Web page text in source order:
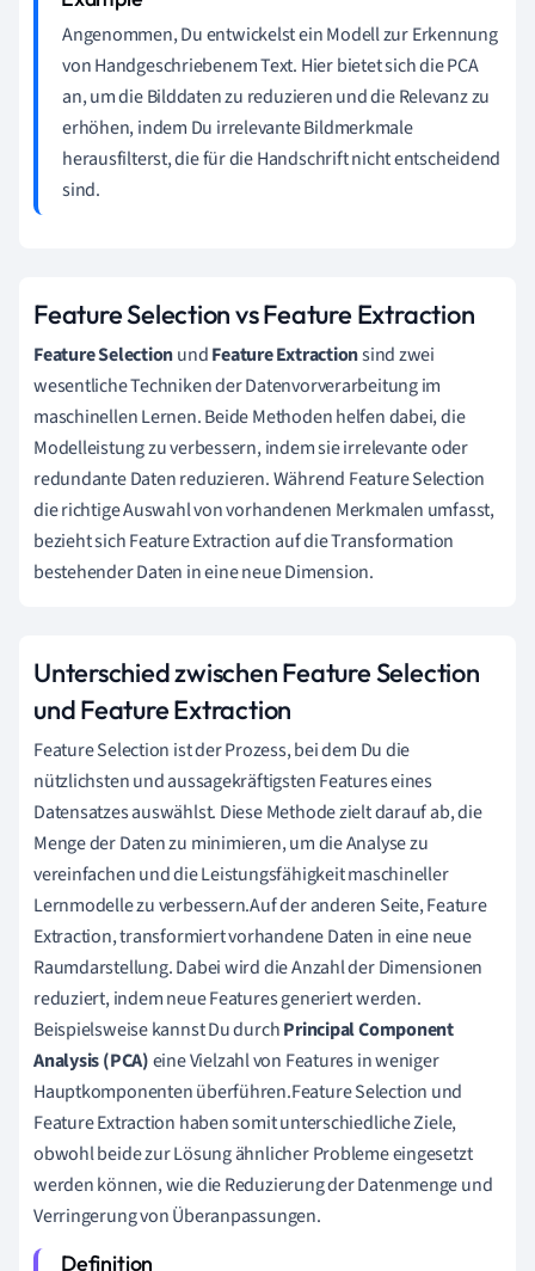
Angenommen, Du entwickelst ein Modell zur Erkennung
von Handgeschriebenem Text. Hier bietet sich die PCA
an, um die Bilddaten zu reduzieren und die Relevanz zu
erhöhen, indem Du irrelevante Bildmerkmale
herausfilterst, die für die Handschrift nicht entscheidend
sind.
Feature Selection vs Feature Extraction
Feature SelectionundFeature Extractionsind zwei
wesentliche Techniken der Datenvorverarbeitung im
maschinellen Lernen. Beide Methoden helfen dabei, die
Modelleistung zu verbessern, indem sie irrelevante oder
redundante Daten reduzieren. Während Feature Selection
die richtige Auswahl von vorhandenen Merkmalen umfasst,
bezieht sich Feature Extraction auf die Transformation
bestehender Daten in eine neue Dimension.
Unterschied zwischen Feature Selection
und Feature Extraction
Feature Selection ist der Prozess, bei dem Du die
nützlichsten und aussagekräftigsten Features eines
Datensatzes auswählst. Diese Methode zielt darauf ab, die
Menge der Daten zu minimieren, um die Analyse zu
vereinfachen und die Leistungsfähigkeit maschineller
Lernmodelle zu verbessern.Auf der anderen Seite, Feature
Extraction, transformiert vorhandene Daten in eine neue
Raumdarstellung. Dabei wird die Anzahl der Dimensionen
reduziert, indem neue Features generiert werden.
Beispielsweise kannst Du durchPrincipal Component
Analysis (PCA)eine Vielzahl von Features in weniger
Hauptkomponenten überführen.Feature Selection und
Feature Extraction haben somit unterschiedliche Ziele,
obwohl beide zur Lösung ähnlicher Probleme eingesetzt
werden können, wie die Reduzierung der Datenmenge und
Verringerung von Überanpassungen.